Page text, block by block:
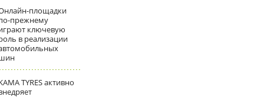
площадки
прежнему
ключевую
в реализации
TYRES активно